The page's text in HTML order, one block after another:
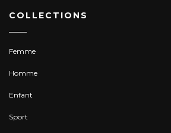
COLLECTIONS
Femme
Homme
Enfant
Sport